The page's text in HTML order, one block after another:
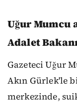
Uğur Mumcu
Adalet
Gazeteci Uğur
Akın Gürlek'le
merkezinde,